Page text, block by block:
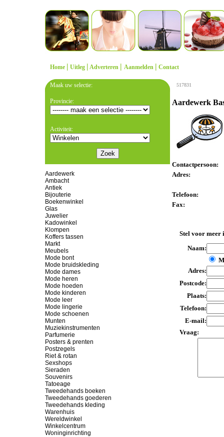
Home | Uitleg | Adverteren | Aanmelden | Contact
Maak uw selectie:
Provincie:
Activiteit:
Aardewerk
Ambacht
Antiek
Bijouterie
Boekenwinkel
Glas
Juwelier
Kadowinkel
Klompen
Koffers tassen
Markt
Meubels
Mode bont
Mode bruidskleding
Mode dames
Mode heren
Mode hoeden
Mode kinderen
Mode leer
Mode lingerie
Mode schoenen
Munten
Muziekinstrumenten
Parfumerie
Posters & prenten
Postzegels
Riet & rotan
Sexshops
Sieraden
Souvenirs
Tatoeage
Tweedehands boeken
Tweedehands goederen
Tweedehands kleding
Warenhuis
Wereldwinkel
Winkelcentrum
Woninginrichting
517831
Aardewerk
Contactpersoon:
Adres:
Telefoon:
Fax:
Stel voor meer
Naam:
Adres:
Postcode:
Plaats:
Telefoon:
E-mail:
Vraag: